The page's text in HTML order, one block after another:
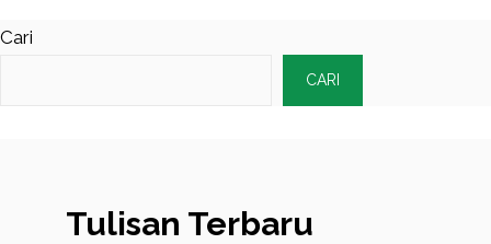
Cari
CARI
Tulisan Terbaru